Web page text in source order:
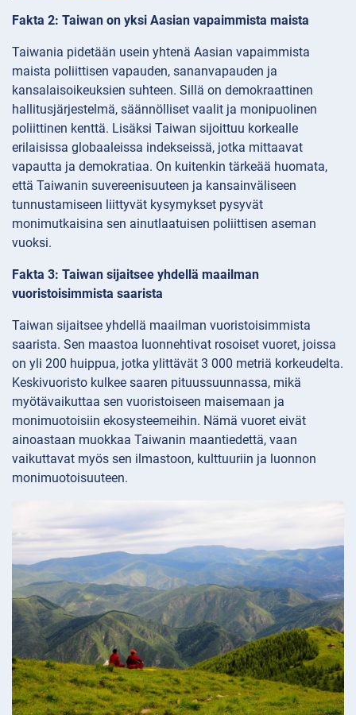
Fakta 2: Taiwan on yksi Aasian vapaimmista maista
Taiwania pidetään usein yhtenä Aasian vapaimmista
maista poliittisen vapauden, sananvapauden ja
kansalaisoikeuksien suhteen. Sillä on demokraattinen
hallitusjärjestelmä, säännölliset vaalit ja monipuolinen
poliittinen kenttä. Lisäksi Taiwan sijoittuu korkealle
erilaisissa globaaleissa indekseissä, jotka mittaavat
vapautta ja demokratiaa. On kuitenkin tärkeää huomata,
että Taiwanin suvereenisuuteen ja kansainväliseen
tunnustamiseen liittyvät kysymykset pysyvät
monimutkaisina sen ainutlaatuisen poliittisen aseman
vuoksi.
Fakta 3: Taiwan sijaitsee yhdellä maailman
vuoristoisimmista saarista
Taiwan sijaitsee yhdellä maailman vuoristoisimmista
saarista. Sen maastoa luonnehtivat rosoiset vuoret, joissa
on yli 200 huippua, jotka ylittävät 3 000 metriä korkeudelta.
Keskivuoristo kulkee saaren pituussuunnassa, mikä
myötävaikuttaa sen vuoristoiseen maisemaan ja
monimuotoisiin ekosysteemeihin. Nämä vuoret eivät
ainoastaan muokkaа Taiwanin maantiedettä, vaan
vaikuttavat myös sen ilmastoon, kulttuuriin ja luonnon
monimuotoisuuteen.